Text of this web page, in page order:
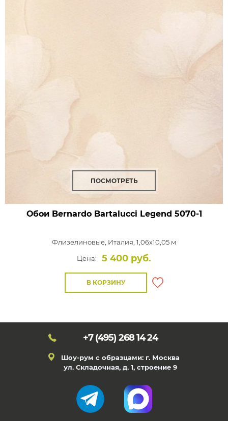
ПОСМОТРЕТЬ
Обои Bernardo Bartalucci Legend 5070-1
Флизелиновые, Италия, 1,06x10,05 м
Цена:
5 400 руб.
В КОРЗИНУ
+7 (495) 268 14 24
Шоу-рум с образцами: г. Москва
ул. Складочная, д. 1, строение 9